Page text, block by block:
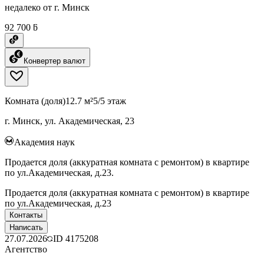
недалеко от г. Минск
92 700 ƃ
Конвертер валют
Комната (доля)12.7 м²5/5 этаж
г. Минск, ул. Академическая, 23
Академия наук
Продается доля (аккуратная комната с ремонтом) в квартире
по ул.Академическая, д.23.
Продается доля (аккуратная комната с ремонтом) в квартире
по ул.Академическая, д.23
Контакты
Написать
27.07.2026 ID 4175208
Агентство